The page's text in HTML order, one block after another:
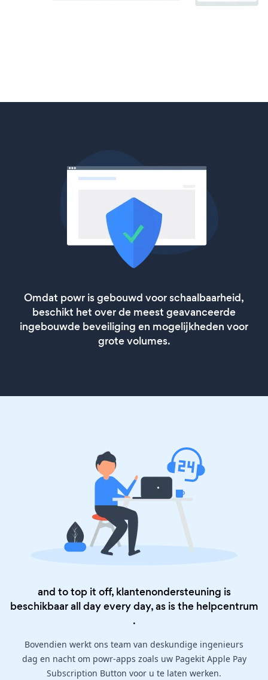
Omdat powr is gebouwd voor schaalbaarheid,
beschikt het over de meest geavanceerde
ingebouwde beveiliging en mogelijkheden voor
grote volumes.
and to top it off, klantenondersteuning is
beschikbaar all day every day, as is the helpcentrum
.
Bovendien werkt ons team van deskundige ingenieurs
dag en nacht om powr-apps zoals uw Pagekit Apple Pay
Subscription Button voor u te laten werken.